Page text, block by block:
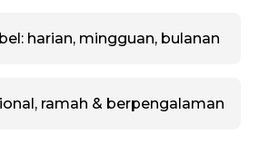
harian, mingguan, bulanan
ramah & berpengalaman